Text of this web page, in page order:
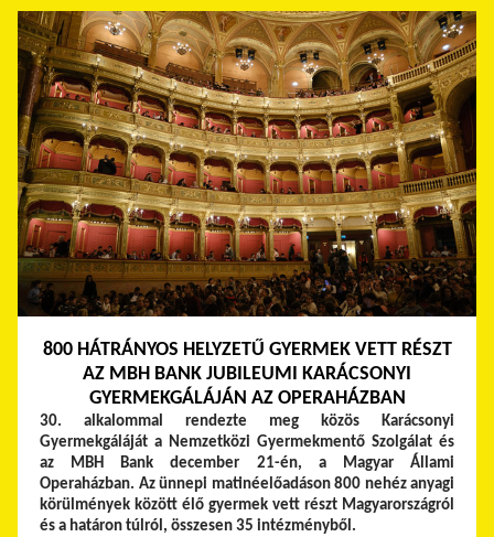
800 HÁTRÁNYOS HELYZETŰ GYERMEK VETT RÉSZT
AZ MBH BANK JUBILEUMI KARÁCSONYI
GYERMEKGÁLÁJÁN AZ OPERAHÁZBAN
30. alkalommal rendezte meg közös Karácsonyi
Gyermekgáláját a Nemzetközi Gyermekmentő Szolgálat és
az MBH Bank december 21-én, a Magyar Állami
Operaházban. Az ünnepi matinéelőadáson 800 nehéz anyagi
körülmények között élő gyermek vett részt Magyarországról
és a határon túlról, összesen 35 intézményből.